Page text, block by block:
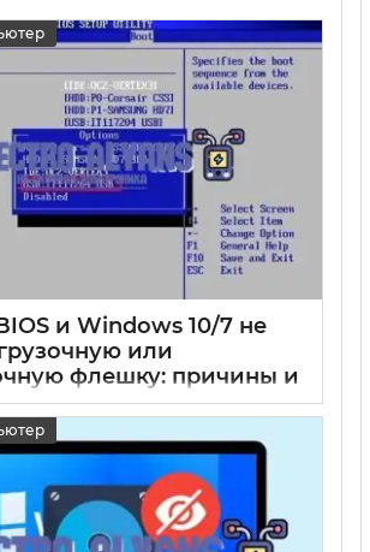
и Windows 10/7 не
или
флешку: причины и
0